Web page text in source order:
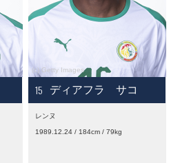
15 ディアフラ サコ
レンヌ
1989.12.24 / 184cm / 79kg